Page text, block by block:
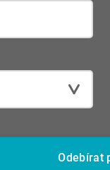
Odebírat